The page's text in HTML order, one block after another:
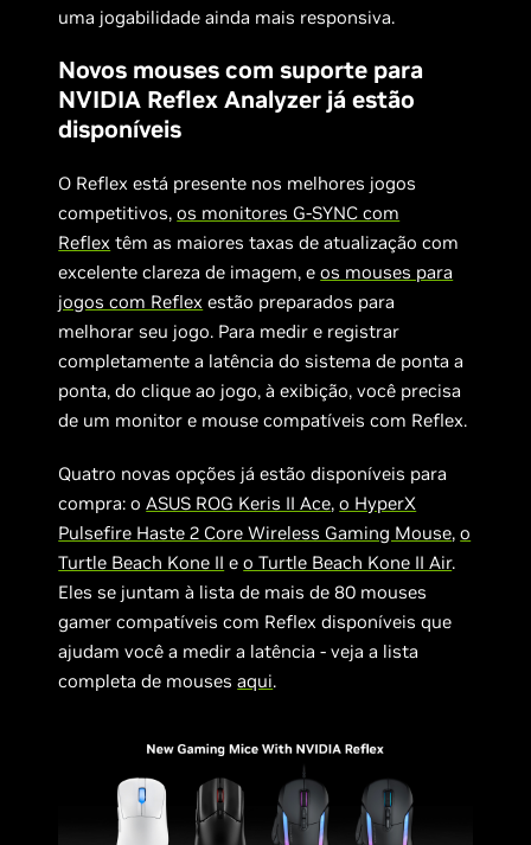
uma jogabilidade ainda mais responsiva.
Novos mouses com suporte para
NVIDIA Reflex Analyzer já estão
disponíveis
O Reflex está presente nos melhores jogos
competitivos,os monitores G-SYNC com
Reflex têm as maiores taxas de atualização com
excelente clareza de imagem, eos mouses para
jogos com Reflex estão preparados para
melhorar seu jogo. Para medir e registrar
completamente a latência do sistema de ponta a
ponta, do clique ao jogo, à exibição, você precisa
de um monitor e mouse compatíveis com Reflex.
Quatro novas opções já estão disponíveis para
compra: oASUS ROG Keris II Ace,o HyperX
Pulsefire Haste 2 Core Wireless Gaming Mouse,o
Turtle Beach Kone II eo Turtle Beach Kone II Air.
Eles se juntam à lista de mais de 80 mouses
gamer compatíveis com Reflex disponíveis que
ajudam você a medir a latência - veja a lista
completa de mousesaqui.